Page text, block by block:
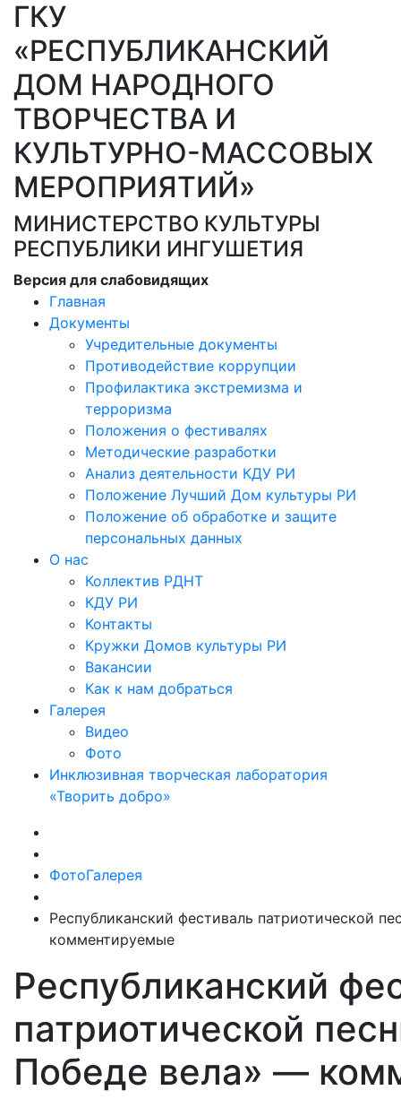
ГКУ
«РЕСПУБЛИКАНСКИЙ
ДОМ НАРОДНОГО
ТВОРЧЕСТВА И
КУЛЬТУРНО-МАССОВЫХ
МЕРОПРИЯТИЙ»
МИНИСТЕРСТВО КУЛЬТУРЫ
РЕСПУБЛИКИ ИНГУШЕТИЯ
Версия для слабовидящих
Главная
Документы
Учредительные документы
Противодействие коррупции
Профилактика экстремизма и
терроризма
Положения о фестивалях
Методические разработки
Анализ деятельности КДУ РИ
Положение Лучший Дом культуры РИ
Положение об обработке и защите
персональных данных
О нас
Коллектив РДНТ
КДУ РИ
Контакты
Кружки Домов культуры РИ
Вакансии
Как к нам добраться
Галерея
Видео
Фото
Инклюзивная творческая лаборатория
«Творить добро»
ФотоГалерея
Республиканский фестиваль патриотической
комментируемые
Республиканский
патриотической
Победе вела» —